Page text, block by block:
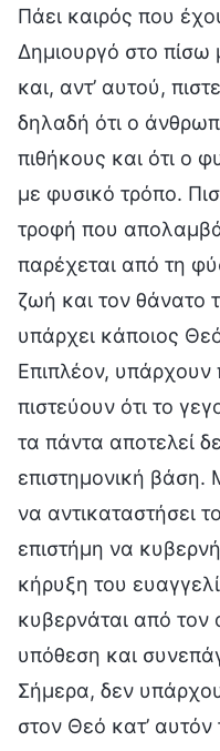
Πάει καιρός που
Δημιουργό στο
και, αντ’ αυτού,
δηλαδή ότι ο
πιθήκους και ότι ο
με φυσικό τρόπο.
τροφή που
παρέχεται από τη
ζωή και τον θάνατο
υπάρχει κάποιος
Επιπλέον, υπάρχουν
πιστεύουν ότι το
τα πάντα αποτελεί
επιστημονική βάση.
να αντικαταστήσει
επιστήμη να
κήρυξη του
κυβερνάται από τον
υπόθεση και
Σήμερα, δεν
στον Θεό κατ’ αυτόν